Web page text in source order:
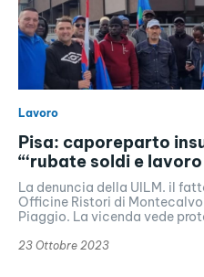
Lavoro
Pisa: caporeparto
“‘rubate soldi e
La denuncia della UILM. il
Officine Ristori di
Piaggio. La vicenda vede
23 Ottobre 2023